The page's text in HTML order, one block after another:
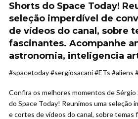
Shorts do Space Today!
seleção imperdível de
de vídeos do canal, sobre
fascinantes. Acompanhe
astronomia, inteligencia
#spacetoday #sergiosacani #ETs #aliens
Confira os melhores momentos de Sérgio
do Space Today! Reunimos uma seleção
e cortes de vídeos do canal, sobre temas